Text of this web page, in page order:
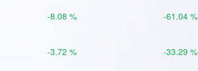
-8.08 % -61.04 %
-3.72 % -33.29 %